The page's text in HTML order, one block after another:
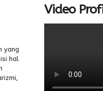
yang
hal
Video